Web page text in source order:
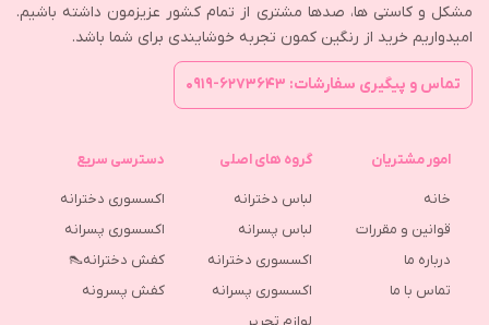
مشکل و کاستی ها، صدها مشتری از تمام کشور عزیزمون داشته باشیم.
امیدواریم خرید از رنگین کمون تجربه خوشایندی برای شما باشد.
تماس و پیگیری سفارشات: ۶۲۷۳۶۴۳-۰۹۱۹
امور مشتریان
خانه
قوانین و مقررات
درباره ما
تماس با ما
گروه های اصلی
لباس دخترانه
لباس پسرانه
اکسسوری دخترانه
اکسسوری پسرانه
لوازم تحریر
دسترسی سریع
اکسسوری دخترانه
اکسسوری پسرانه
کفش دخترانه👠
كفش پسرونه